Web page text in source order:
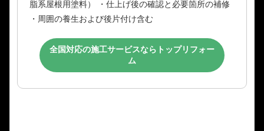
脂系屋根用塗料） ・仕上げ後の確認と必要箇所の補修
・周囲の養生および後片付け含む
全国対応の施工サービスならトップリフォー
ム